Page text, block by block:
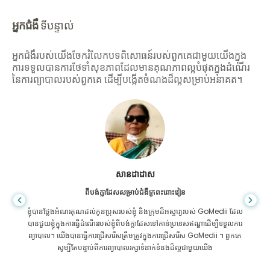
អ្នកជំងឺទីបន្ទាល់
អ្នកជំងឺរបស់យើងចែករំលែកបទពិសោធន៍របស់ពួកគេជាមួយយើងក្នុង
ការទទួលបានការថែទាំសុខភាពដែលមានគុណភាពល្អបំផុតក្នុងដំណើរ
នៃការព្យាបាលរបស់ពួកគេ ដើម្បីបង្កើតចំណងដ៏ល្អសម្រាប់អនាគត។
សានដាដាស
ពីបង់ក្លាដែសសម្រាប់ជំងឺក្រពះពោះវៀន
ខ្ញុំបានថ្លែងអំណរគុណដល់កូនប្រុសរបស់ខ្ញុំ និងក្រុមដ៏អស្ចារ្យរបស់ GoMedii ដែល
បានជួយខ្ញុំក្នុងការធ្វើដំណើររបស់ខ្ញុំពីបង់ក្លាដែសទៅកាន់ប្រទេសឥណ្ឌាដើម្បីទទួលការ
ព្យាបាល។ យើងបានធ្វើការជ្រើសរើសត្រឹមត្រូវក្នុងការជ្រើសរើស GoMedii ។ ពួកគេ
សូម្បីតែបន្ទាប់ពីការព្យាបាលរក្សាទំនាក់ទំនងដ៏ល្អជាមួយយើង